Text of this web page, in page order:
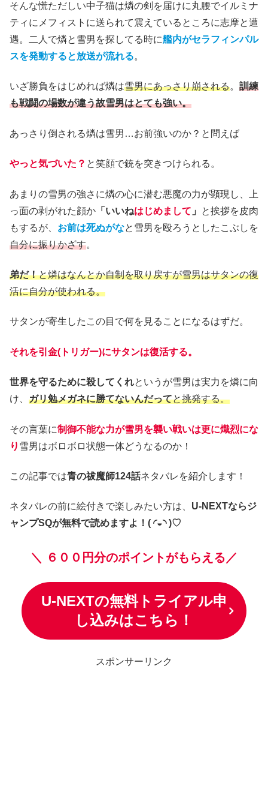
そんな慌ただしい中子猫は燐の剣を届けに丸腰でイルミナ
ティにメフィストに送られて震えているところに志摩と遭
遇。二人で燐と雪男を探してる時に艦内がセラフィンパル
スを発動すると放送が流れる。
いざ勝負をはじめれば燐は雪男にあっさり崩される。 訓練
も戦闘の場数が違う故雪男はとても強い。
あっさり倒される燐は雪男…お前強いのか？と問えば
やっと気づいた？ と笑顔で銃を突きつけられる。
あまりの雪男の強さに燐の心に潜む悪魔の力が顕現し、上
っ面の剥がれた顔か 「いいねはじめまして 」
と挨拶を皮肉
もするが、 お前は死ぬがなと雪男を殴ろうとしたこぶしを
自分に振りかざす。
弟だ！と燐はなんとか自制を取り戻すが雪男はサタンの復
活に自分が使われる。
サタンが寄生したこの目で何を見ることになるはずだ。
それを引金(トリガー)にサタンは復活する。
世界を守るために殺してくれというが雪男は実力を燐に向
け、 ガリ勉メガネに勝てないんだってと挑発する。
その言葉に制御不能な力が雪男を襲い戦いは更に熾烈にな
り 雪男はボロボロ状態一体どうなるのか！
この記事では青の祓魔師124話ネタバレを紹介します！
ネタバレの前に絵付きで楽しみたい方は、 U-NEXTならジ
ャンプSQが無料で読めますよ！( ◜◒◝ )♡
＼ ６００円分のポイントがもらえる／
U-NEXTの無料トライアル申
し込みはこちら！
スポンサーリンク